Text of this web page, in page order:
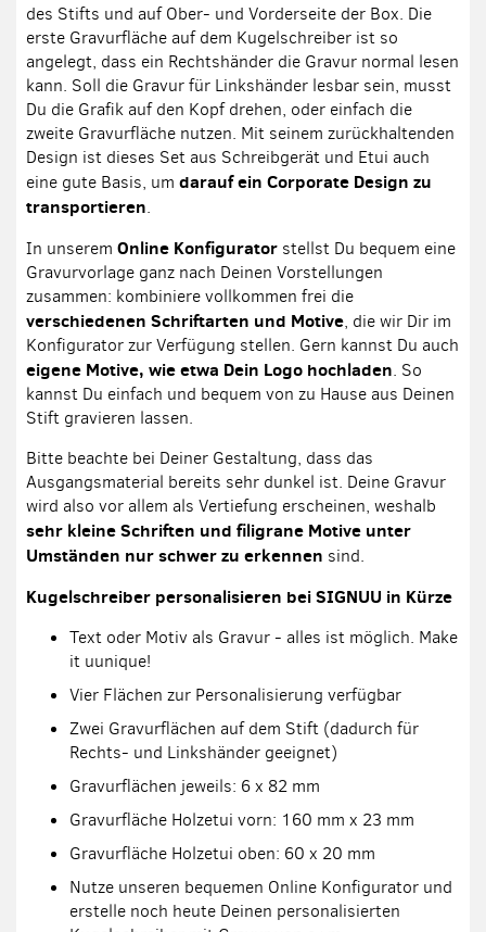
des Stifts und auf Ober- und Vorderseite der Box. Die
erste Gravurfläche auf dem Kugelschreiber ist so
angelegt, dass ein Rechtshänder die Gravur normal lesen
kann. Soll die Gravur für Linkshänder lesbar sein, musst
Du die Grafik auf den Kopf drehen, oder einfach die
zweite Gravurfläche nutzen. Mit seinem zurückhaltenden
Design ist dieses Set aus Schreibgerät und Etui auch
eine gute Basis, um darauf ein Corporate Design zu
transportieren.
In unserem Online Konfigurator stellst Du bequem eine
Gravurvorlage ganz nach Deinen Vorstellungen
zusammen: kombiniere vollkommen frei die
verschiedenen Schriftarten und Motive, die wir Dir im
Konfigurator zur Verfügung stellen. Gern kannst Du auch
eigene Motive, wie etwa Dein Logo hochladen. So
kannst Du einfach und bequem von zu Hause aus Deinen
Stift gravieren lassen.
Bitte beachte bei Deiner Gestaltung, dass das
Ausgangsmaterial bereits sehr dunkel ist. Deine Gravur
wird also vor allem als Vertiefung erscheinen, weshalb
sehr kleine Schriften und filigrane Motive unter
Umständen nur schwer zu erkennen sind.
Kugelschreiber personalisieren bei SIGNUU in Kürze
Text oder Motiv als Gravur - alles ist möglich. Make
it uunique!
Vier Flächen zur Personalisierung verfügbar
Zwei Gravurflächen auf dem Stift (dadurch für
Rechts- und Linkshänder geeignet)
Gravurflächen jeweils: 6 x 82 mm
Gravurfläche Holzetui vorn: 160 mm x 23 mm
Gravurfläche Holzetui oben: 60 x 20 mm
Nutze unseren bequemen Online Konfigurator und
erstelle noch heute Deinen personalisierten